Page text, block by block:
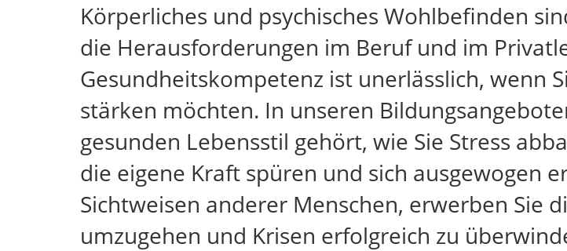
Körperliches und psychisches Wohlbefinden
die Herausforderungen im Beruf und im
Gesundheitskompetenz ist unerlässlich, wenn
stärken möchten. In unseren
gesunden Lebensstil gehört, wie Sie Stress
die eigene Kraft spüren und sich ausgewogen
Sichtweisen anderer Menschen, erwerben Sie
umzugehen und Krisen erfolgreich zu